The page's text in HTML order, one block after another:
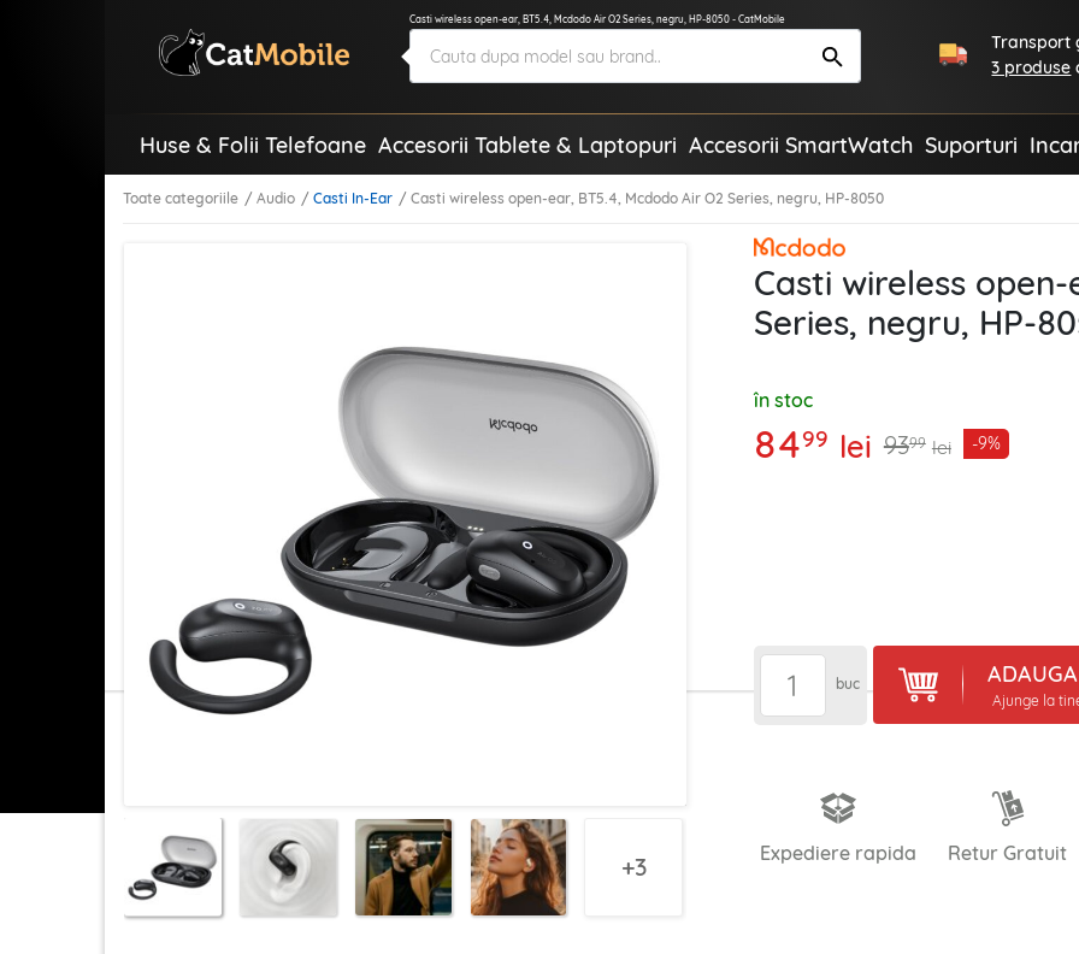
Casti wireless open-ear, BT5.4, Mcdodo Air O2 Series, negru, HP-8050 - CatMobile
Transport
3 produse
Huse & Folii Telefoane Accesorii Tablete & Laptopuri Accesorii SmartWatch Suporturi
Toate categoriile Audio Casti In-Ear Casti wireless open-ear, BT5.4, Mcdodo Air O2 Series, negru, HP-8050
3
Casti wireless
Series, negru, HP-
în stoc
8499 lei 9399 lei -9%
buc
Ajunge la
Expediere rapida Retur Gratuit